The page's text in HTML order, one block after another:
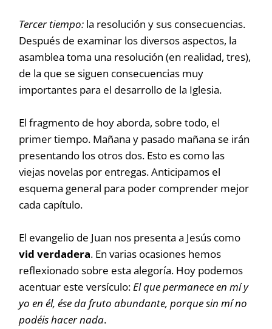
Tercer tiempo: la resolución y sus consecuencias.
Después de examinar los diversos aspectos, la
asamblea toma una resolución (en realidad, tres),
de la que se siguen consecuencias muy
importantes para el desarrollo de la Iglesia.
El fragmento de hoy aborda, sobre todo, el
primer tiempo. Mañana y pasado mañana se irán
presentando los otros dos. Esto es como las
viejas novelas por entregas. Anticipamos el
esquema general para poder comprender mejor
cada capítulo.
El evangelio de Juan nos presenta a Jesús como
vid verdadera. En varias ocasiones hemos
reflexionado sobre esta alegoría. Hoy podemos
acentuar este versículo:El que permanece en mí y
yo en él, ése da fruto abundante, porque sin mí no
podéis hacer nada.